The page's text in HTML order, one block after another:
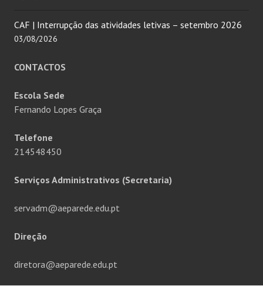
CAF | Interrupção das atividades letivas – setembro 2026
03/08/2026
CONTACTOS
Escola Sede
Fernando Lopes Graça
Telefone
214548450
Serviços Administrativos (Secretaria)
servadm@aeparede.edu.pt
Direção
diretora@aeparede.edu.pt